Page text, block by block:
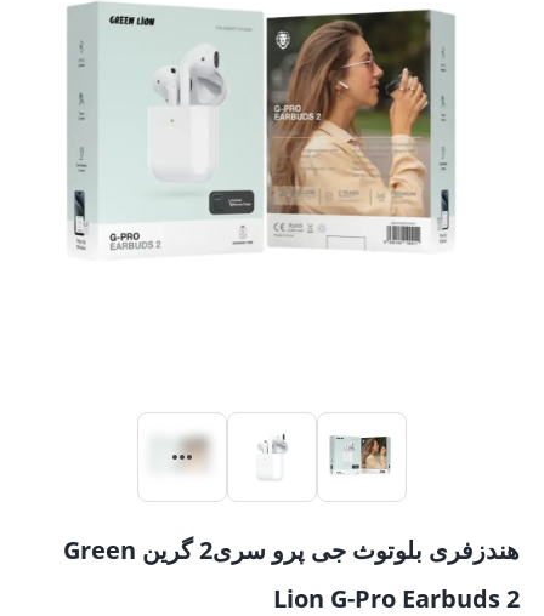
هندزفری بلوتوث جی پرو سری2 گرین Green
Lion G-Pro Earbuds 2